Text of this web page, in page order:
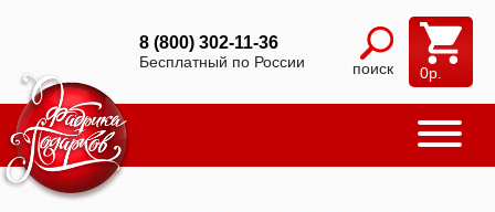
8 (800) 302-11-36
Бесплатный по России поиск 0р.